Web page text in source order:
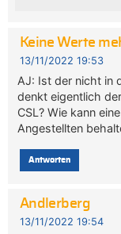
Keine Werte
13/11/2022 19:53
AJ: Ist der nicht in
denkt eigentlich
CSL? Wie kann
Angestellten
Antworten
Andlerberg
13/11/2022 19:54